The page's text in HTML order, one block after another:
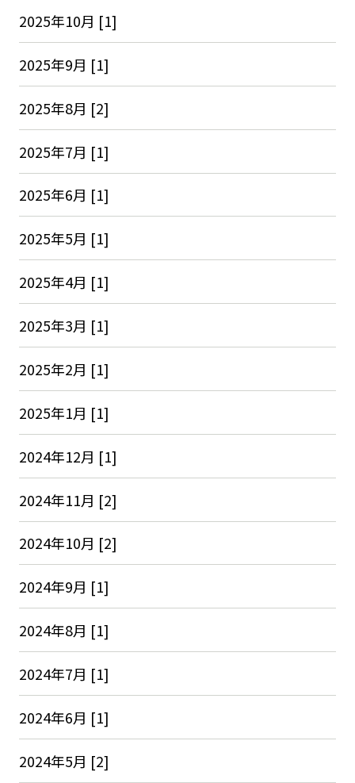
2025年10月 [1]
2025年9月 [1]
2025年8月 [2]
2025年7月 [1]
2025年6月 [1]
2025年5月 [1]
2025年4月 [1]
2025年3月 [1]
2025年2月 [1]
2025年1月 [1]
2024年12月 [1]
2024年11月 [2]
2024年10月 [2]
2024年9月 [1]
2024年8月 [1]
2024年7月 [1]
2024年6月 [1]
2024年5月 [2]